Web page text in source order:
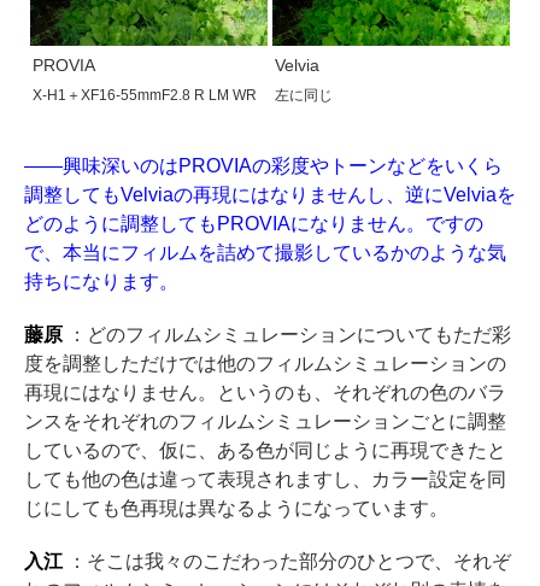
PROVIA
X-H1＋XF16-55mmF2.8 R LM WR
Velvia
左に同じ
——興味深いのはPROVIAの彩度やトーンなどをいくら
調整してもVelviaの再現にはなりませんし、逆にVelviaを
どのように調整してもPROVIAになりません。ですの
で、本当にフィルムを詰めて撮影しているかのような気
持ちになります。
藤原
：どのフィルムシミュレーションについてもただ彩
度を調整しただけでは他のフィルムシミュレーションの
再現にはなりません。というのも、それぞれの色のバラ
ンスをそれぞれのフィルムシミュレーションごとに調整
しているので、仮に、ある色が同じように再現できたと
しても他の色は違って表現されますし、カラー設定を同
じにしても色再現は異なるようになっています。
入江
：そこは我々のこだわった部分のひとつで、それぞ